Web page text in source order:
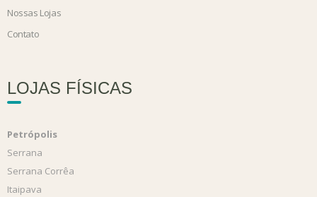
Nossas Lojas
Contato
LOJAS FÍSICAS
Petrópolis
Serrana
Serrana Corrêa
Itaipava